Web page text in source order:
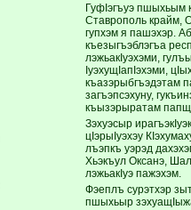
ГуфIэгъуэ
Ставрополь крайм,
гупхэм я пашэхэр.
къезыгъэблэгъа
лэжьакIуэхэми,
IуэхущIапIэхэми,
къазэрыбгъэдэтам
загъэпсэхуну,
къызэрыратам
Зэхуэсыр
цIэрыIуэхэу
лъэпкъ уэрэд
Хьэкъул Оксанэ,
лэжьакIуэ пажэхэм.
Фэеплъ сурэтхэр
пшыхьыр